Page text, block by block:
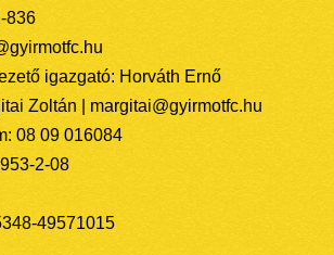
836
igazgató: Horváth Ernő
Zoltán | margitai@gyirmotfc.hu
08 09 016084
2-08
49571015